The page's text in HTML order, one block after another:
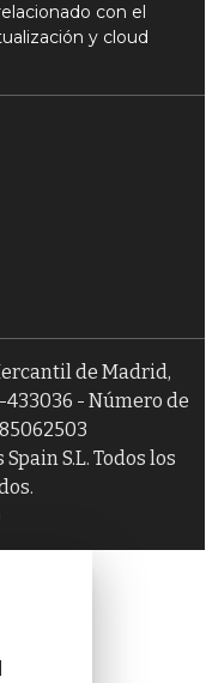
con el
y cloud
de Madrid,
433036 - Número de
S.L. Todos los